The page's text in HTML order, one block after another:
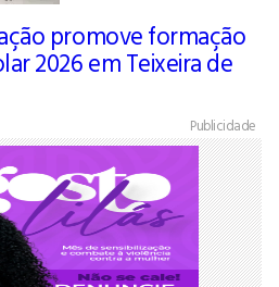
promove formação
2026 em Teixeira de
Publicidade